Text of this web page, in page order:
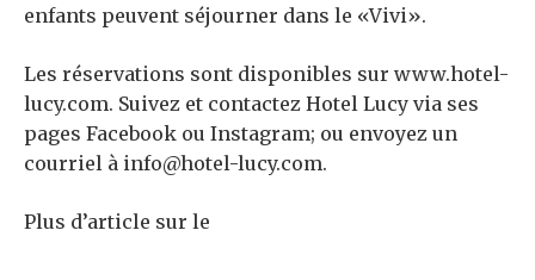
enfants peuvent séjourner dans le «Vivi».
Les réservations sont disponibles sur www.hotel-
lucy.com. Suivez et contactez Hotel Lucy via ses
pages Facebook ou Instagram; ou envoyez un
courriel à info@hotel-lucy.com.
Plus d’article sur le